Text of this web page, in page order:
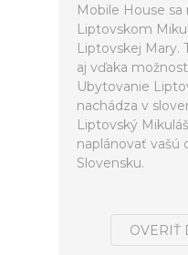
Mobile House sa
Liptovskom
Liptovskej Mary.
aj vďaka
Ubytovanie
nachádza v
Liptovský
naplánovať vašú
Slovensku.
OVERIŤ